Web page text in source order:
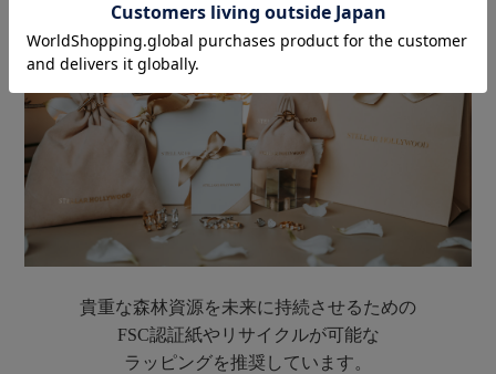
あなたが購入したアクセサリーは
あなたもSTELLAR HOLLYWOODと一緒に
女の子たちの未来をサポートしませんか。
▼ 「Because I am a Girl キャンペーン」とは
Why
なぜ支援が必要なのか
1人でも多くの女性が輝くために
貴重な森林資源を未来に持続させるための​
FSC認証紙やリサイクルが可能な​
ラッピングを推奨しています。